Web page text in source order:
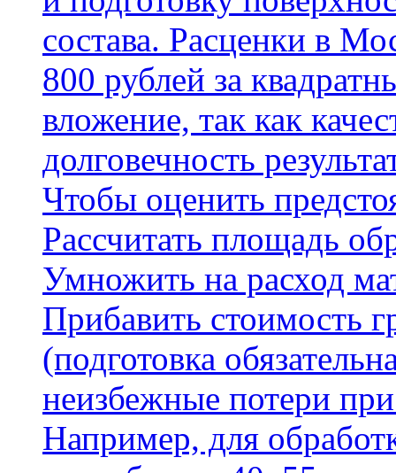
состава. Расценки в
800 рублей за
вложение, так как
долговечность
Чтобы оценить
Рассчитать площадь
Умножить на расход
Прибавить стоимость
(подготовка
неизбежные потери
Например, для